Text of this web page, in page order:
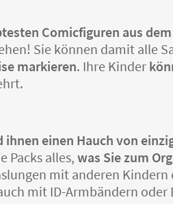
Comicfiguren aus
Sie können damit alle
markieren. Ihre Kinder
einen Hauch von
Packs alles, was Sie zum
mit anderen Kindern
mit ID-Armbändern